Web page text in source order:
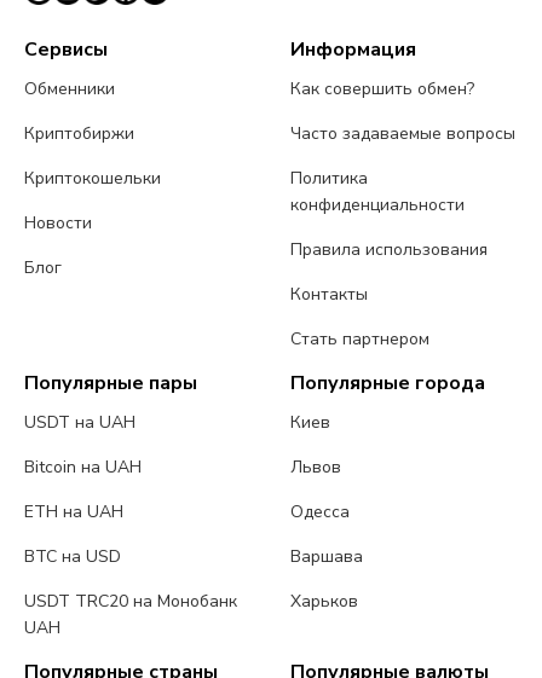
Сервисы
Обменники
Криптобиржи
Криптокошельки
Новости
Блог
Информация
Как совершить обмен?
Часто задаваемые вопросы
Политика
конфиденциальности
Правила использования
Контакты
Стать партнером
Популярные пары
USDT на UAH
Bitcoin на UAH
ETH на UAH
BTC на USD
USDT TRC20 на Монобанк
UAH
Популярные города
Киев
Львов
Одесса
Варшава
Харьков
Популярные страны Популярные валюты